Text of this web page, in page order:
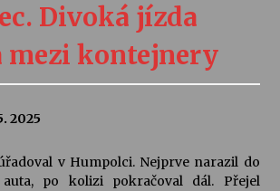
30. 7. 2026
muzikanti
30. 7. 2026
28. 7.–1. 8. 2026
28. 7. 2026
Divoká jízda
mezi kontejnery
2025
v Humpolci. Nejprve narazil do
auta, po kolizi pokračoval dál. Přejel